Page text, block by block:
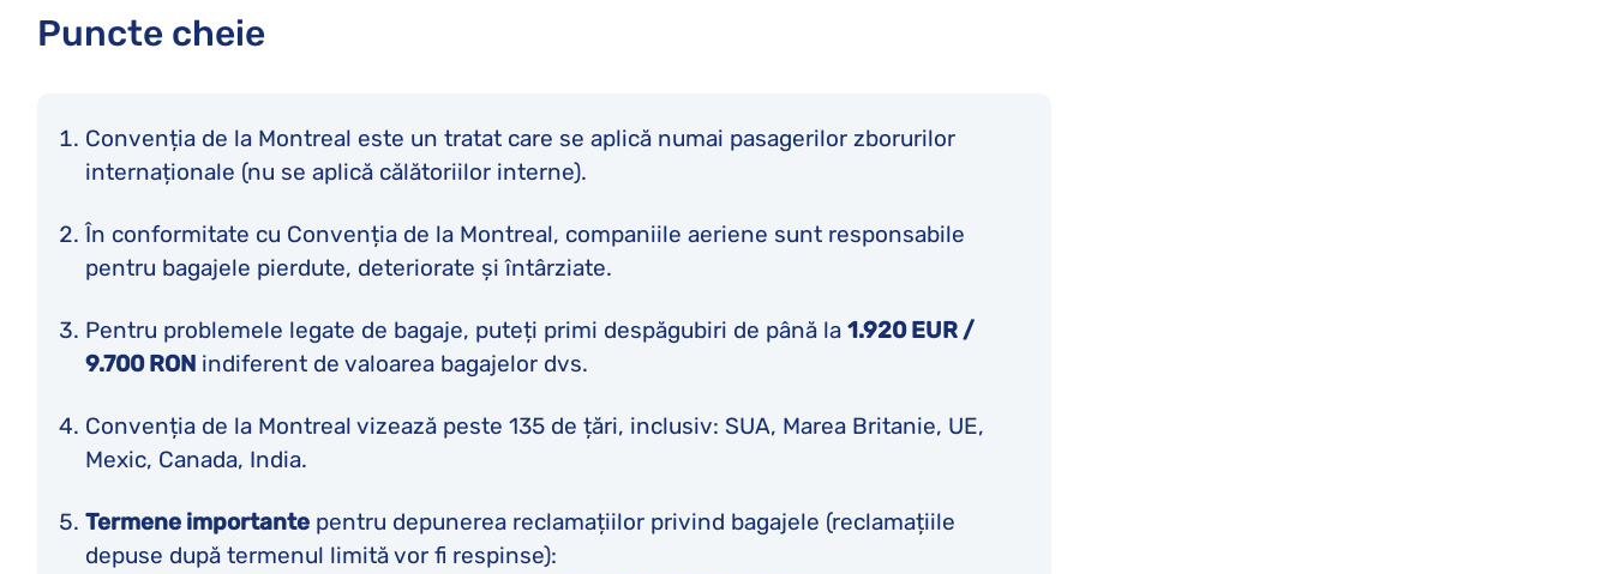
Puncte cheie
Convenția de la Montreal este un tratat care se aplică numai pasagerilor zborurilor
internaționale (nu se aplică călătoriilor interne).
În conformitate cu Convenția de la Montreal, companiile aeriene sunt responsabile
pentru bagajele pierdute, deteriorate și întârziate.
Pentru problemele legate de bagaje, puteți primi despăgubiri de până la 1.920 EUR /
9.700 RON indiferent de valoarea bagajelor dvs.
Convenția de la Montreal vizează peste 135 de țări, inclusiv: SUA, Marea Britanie, UE,
Mexic, Canada, India.
Termene importante pentru depunerea reclamațiilor privind bagajele (reclamațiile
depuse după termenul limită vor fi respinse):